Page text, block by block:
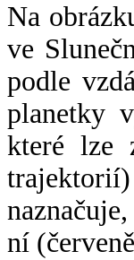
Na
ve
podle
planetky
které lze
ní